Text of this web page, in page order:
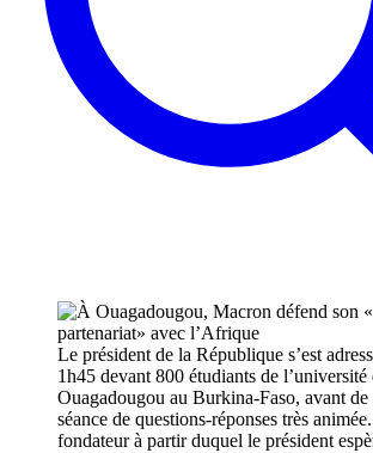
Le président de la République s’est
1h45 devant 800 étudiants de l’université
Ouagadougou au Burkina-Faso, avant
séance de questions-réponses très
fondateur à partir duquel le président